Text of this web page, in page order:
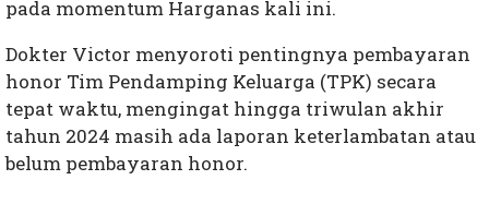
pada momentum Harganas kali ini.
Dokter Victor menyoroti pentingnya pembayaran
honor Tim Pendamping Keluarga (TPK) secara
tepat waktu, mengingat hingga triwulan akhir
tahun 2024 masih ada laporan keterlambatan atau
belum pembayaran honor.